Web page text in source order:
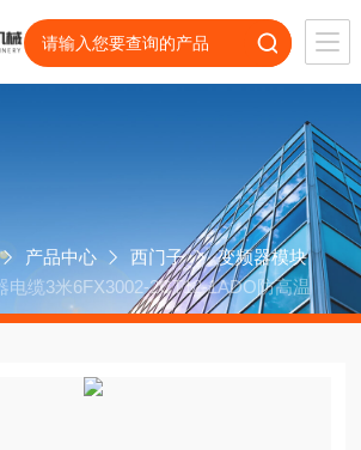
产品中心 西门子
变频器模块
电缆3米6FX3002-2CT12-1ADO防高温